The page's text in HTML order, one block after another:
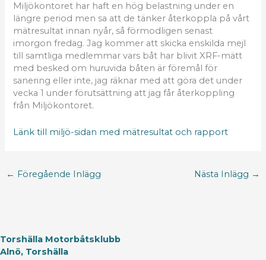
Miljökontoret har haft en hög belastning under en
längre period men sa att de tänker återkoppla på vårt
mätresultat innan nyår, så förmodligen senast
imorgon fredag. Jag kommer att skicka enskilda mejl
till samtliga medlemmar vars båt har blivit XRF-mätt
med besked om huruvida båten är föremål för
sanering eller inte, jag räknar med att göra det under
vecka 1 under förutsättning att jag får återkoppling
från Miljökontoret.
Länk till miljö-sidan med mätresultat och rapport
← Föregående Inlägg Nästa Inlägg →
Torshälla Motorbåtsklubb
Alnö, Torshälla